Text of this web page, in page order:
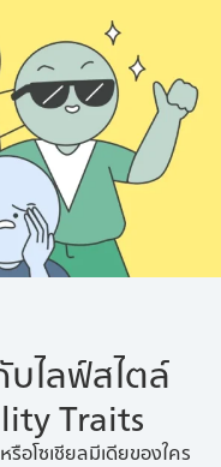
บไลฟ์สไตล์
Traits
อโซเชียลมีเดียของใคร